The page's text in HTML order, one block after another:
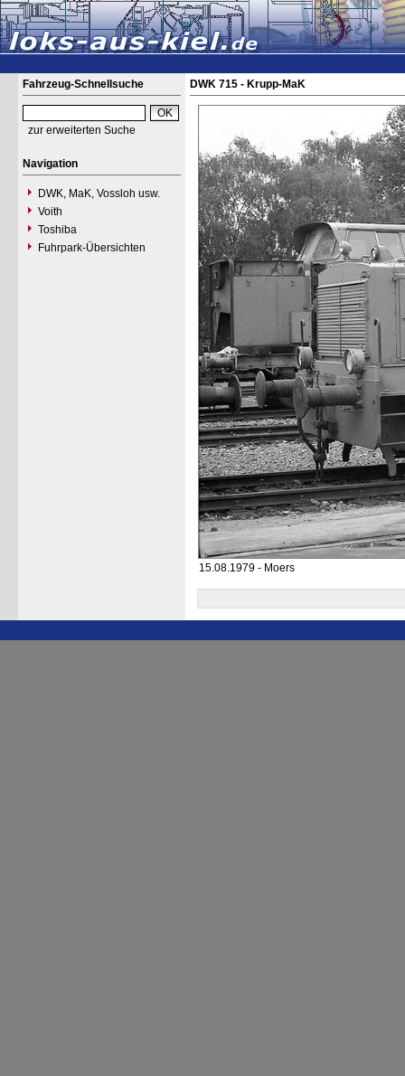
Fahrzeug-Schnellsuche
zur erweiterten Suche
Navigation
DWK, MaK, Vossloh usw.
Voith
Toshiba
Fuhrpark-Übersichten
DWK 715 - Krupp-MaK
15.08.1979 - Moers